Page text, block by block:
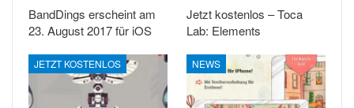
BandDings erscheint am
23. August 2017 für iOS
Jetzt kostenlos – Toca
Lab: Elements
JETZT KOSTENLOS NEWS